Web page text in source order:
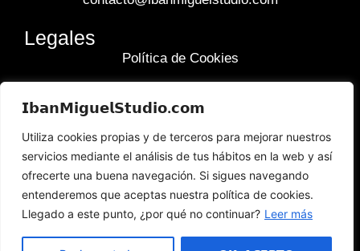
𝗜𝗯𝗮𝗻𝗠𝗶𝗴𝘂𝗲𝗹𝗦𝘁𝘂𝗱𝗶𝗼.𝗰𝗼𝗺
Utiliza cookies propias y de terceros para mejorar nuestros
servicios mediante el análisis de tus hábitos en la web y así
ofrecerte una buena navegación. Si sigues navegando
entenderemos que aceptas nuestra política de cookies.
Llegado a este punto, ¿por qué no continuar? Leer más
Legales
Política de Cookies
Es una web dedicada a servicios de producción